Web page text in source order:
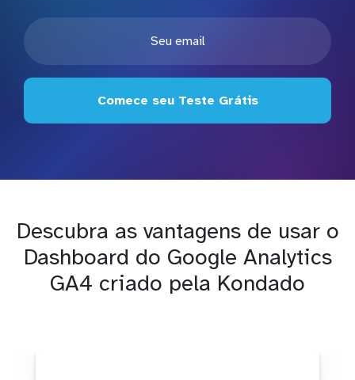
Comece seu Teste Grátis
Descubra as vantagens de usar o
Dashboard do Google Analytics
GA4 criado pela Kondado